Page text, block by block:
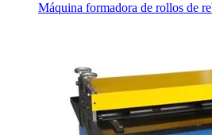
Máquina formadora de rollos de